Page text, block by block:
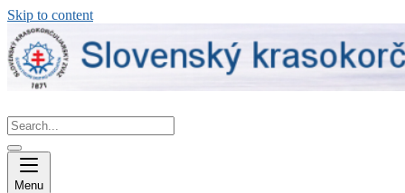
Skip to content
Menu